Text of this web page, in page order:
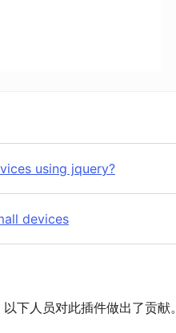
using jquery?
devices
下人员对此插件做出了贡献。